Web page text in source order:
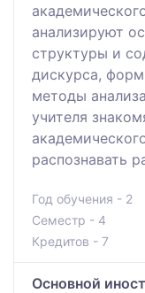
анализируют
структуры и
дискурса,
методы
учителя
распознавать
Год обучения - 2
Семестр - 4
Кредитов - 7
Основной